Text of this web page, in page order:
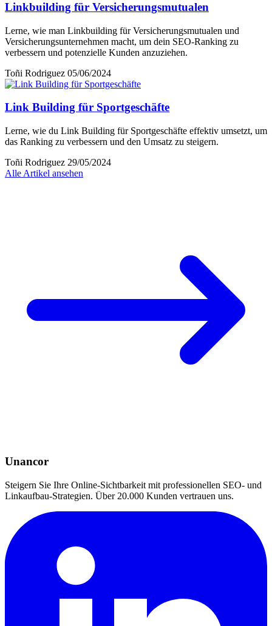
Linkbuilding für Versicherungsmutualen
Lerne, wie man Linkbuilding für Versicherungsmutualen und
Versicherungsunternehmen macht, um dein SEO-Ranking zu
verbessern und potenzielle Kunden anzuziehen.
Toñi Rodriguez 05/06/2024
Link Building für Sportgeschäfte
Lerne, wie du Link Building für Sportgeschäfte effektiv umsetzt, um
das Ranking zu verbessern und den Umsatz zu steigern.
Toñi Rodriguez 29/05/2024
Alle Artikel ansehen
Unancor
Steigern Sie Ihre Online-Sichtbarkeit mit professionellen SEO- und
Linkaufbau-Strategien. Über 20.000 Kunden vertrauen uns.